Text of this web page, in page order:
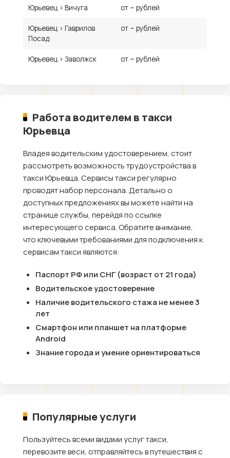
Юрьевец › Вичуга от ~ рублей
Юрьевец › Гаврилов
Посад
от ~ рублей
Юрьевец › Заволжск от ~ рублей
Работа водителем в такси
Юрьевца
Владея водительским удостоверением, стоит
рассмотреть возможность трудоустройства в
такси Юрьевца. Сервисы такси регулярно
проводят набор персонала. Детально о
доступных предложениях вы можете найти на
странице службы, перейдя по ссылке
интересующего сервиса. Обратите внимание,
что ключевыми требованиями для подключения к
сервисам такси являются:
Паспорт РФ или СНГ (возраст от 21 года)
Водительское удостоверение
Наличие водительского стажа не менее 3
лет
Смартфон или планшет на платформе
Android
Знание города и умение ориентироваться
Популярные услуги
Пользуйтесь всеми видами услуг такси,
перевозите веси, отправляйтесь в путешествия с